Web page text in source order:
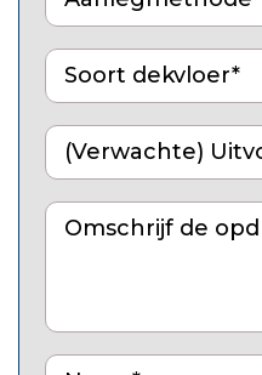
Soort dekvloer*